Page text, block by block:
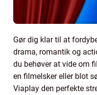
Gør dig klar til at
drama, romantik og
du behøver at vide om
en filmelsker eller blot
Viaplay den perfekte